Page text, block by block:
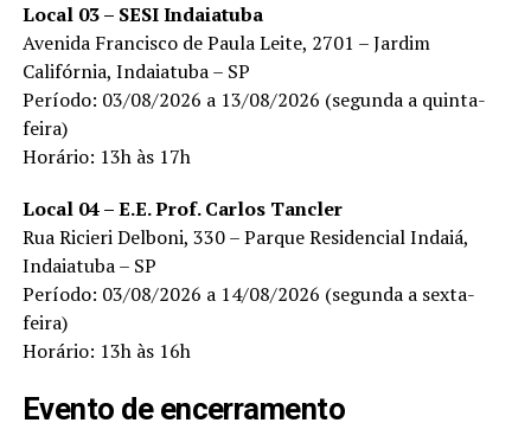
Local 03 – SESI Indaiatuba
Avenida Francisco de Paula Leite, 2701 – Jardim
Califórnia, Indaiatuba – SP
Período: 03/08/2026 a 13/08/2026 (segunda a quinta-
feira)
Horário: 13h às 17h
Local 04 – E.E. Prof. Carlos Tancler
Rua Ricieri Delboni, 330 – Parque Residencial Indaiá,
Indaiatuba – SP
Período: 03/08/2026 a 14/08/2026 (segunda a sexta-
feira)
Horário: 13h às 16h
Evento de encerramento